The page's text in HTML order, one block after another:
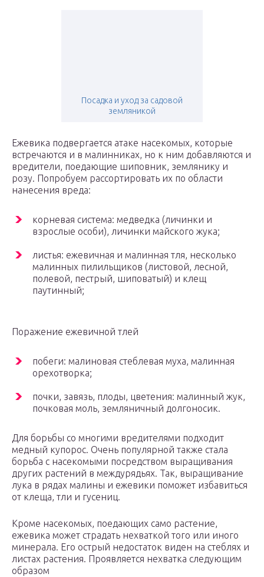
Посадка и уход за садовой
земляникой
Ежевика подвергается атаке насекомых, которые
встречаются и в малинниках, но к ним добавляются и
вредители, поедающие шиповник, землянику и
розу. Попробуем рассортировать их по области
нанесения вреда:
корневая система: медведка (личинки и
взрослые особи), личинки майского жука;
листья: ежевичная и малинная тля, несколько
малинных пилильщиков (листовой, лесной,
полевой, пестрый, шиповатый) и клещ
паутинный;
Поражение ежевичной тлей
побеги: малиновая стеблевая муха, малинная
орехотворка;
почки, завязь, плоды, цветения: малинный жук,
почковая моль, земляничный долгоносик.
Для борьбы со многими вредителями подходит
медный купорос. Очень популярной также стала
борьба с насекомыми посредством выращивания
других растений в междурядьях. Так, выращивание
лука в рядах малины и ежевики поможет избавиться
от клеща, тли и гусениц.
Кроме насекомых, поедающих само растение,
ежевика может страдать нехваткой того или иного
минерала. Его острый недостаток виден на стеблях и
листах растения. Проявляется нехватка следующим
образом